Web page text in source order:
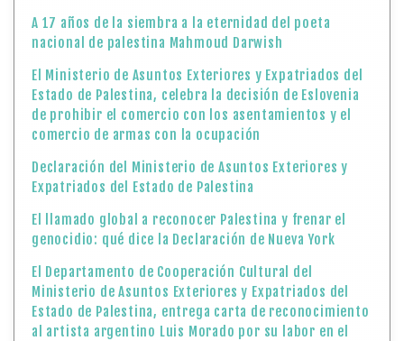
A 17 años de la siembra a la eternidad del poeta
nacional de palestina Mahmoud Darwish
El Ministerio de Asuntos Exteriores y Expatriados del
Estado de Palestina, celebra la decisión de Eslovenia
de prohibir el comercio con los asentamientos y el
comercio de armas con la ocupación
Declaración del Ministerio de Asuntos Exteriores y
Expatriados del Estado de Palestina
El llamado global a reconocer Palestina y frenar el
genocidio: qué dice la Declaración de Nueva York
El Departamento de Cooperación Cultural del
Ministerio de Asuntos Exteriores y Expatriados del
Estado de Palestina, entrega carta de reconocimiento
al artista argentino Luis Morado por su labor en el